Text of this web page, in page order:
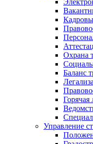
Охрана
Баланс
Горячая
Управление